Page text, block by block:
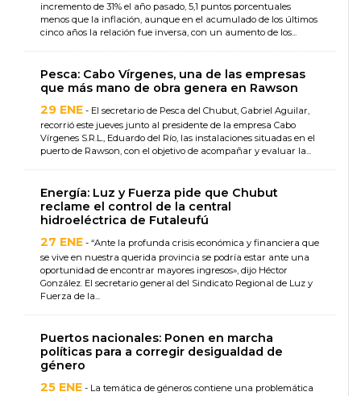
incremento de 31% el año pasado, 5,1 puntos porcentuales
menos que la inflación, aunque en el acumulado de los últimos
cinco años la relación fue inversa, con un aumento de los...
Pesca: Cabo Vírgenes, una de las empresas
que más mano de obra genera en Rawson
29 ENE - El secretario de Pesca del Chubut, Gabriel Aguilar,
recorrió este jueves junto al presidente de la empresa Cabo
Vírgenes S.R.L., Eduardo del Río, las instalaciones situadas en el
puerto de Rawson, con el objetivo de acompañar y evaluar la...
Energía: Luz y Fuerza pide que Chubut
reclame el control de la central
hidroeléctrica de Futaleufú
27 ENE - “Ante la profunda crisis económica y financiera que
se vive en nuestra querida provincia se podría estar ante una
oportunidad de encontrar mayores ingresos», dijo Héctor
González. El secretario general del Sindicato Regional de Luz y
Fuerza de la...
Puertos nacionales: Ponen en marcha
políticas para a corregir desigualdad de
género
25 ENE - La temática de géneros contiene una problemática